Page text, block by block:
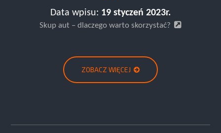
Data wpisu: 19 styczeń 2023r.
Skup aut – dlaczego warto skorzystać?
ZOBACZ WIĘCEJ